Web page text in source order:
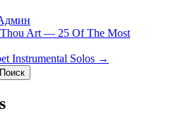
Art — 25 Of The Most
Instrumental Solos →